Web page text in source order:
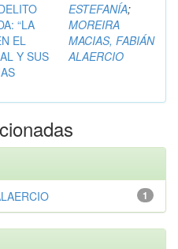
“LA
EL
Y SUS
ESTEFANÍA;
MOREIRA
MACIAS, FABIÁN
ALAERCIO
1